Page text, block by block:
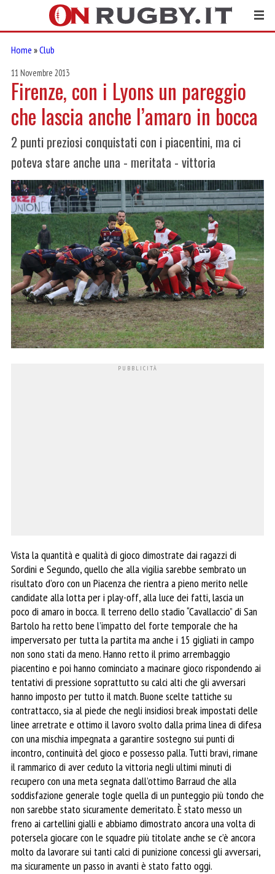
Home »Club
11 Novembre 2013
Firenze, con i Lyons un pareggio
che lascia anche l’amaro in bocca
2 punti preziosi conquistati con i piacentini, ma ci
poteva stare anche una - meritata - vittoria
Vista la quantità e qualità di gioco dimostrate dai ragazzi di
Sordini e Segundo, quello che alla vigilia sarebbe sembrato un
risultato d’oro con un Piacenza che rientra a pieno merito nelle
candidate alla lotta per i play-off, alla luce dei fatti, lascia un
poco di amaro in bocca. Il terreno dello stadio “Cavallaccio” di San
Bartolo ha retto bene l’impatto del forte temporale che ha
imperversato per tutta la partita ma anche i 15 gigliati in campo
non sono stati da meno. Hanno retto il primo arrembaggio
piacentino e poi hanno cominciato a macinare gioco rispondendo ai
tentativi di pressione soprattutto su calci alti che gli avversari
hanno imposto per tutto il match. Buone scelte tattiche su
contrattacco, sia al piede che negli insidiosi break impostati delle
linee arretrate e ottimo il lavoro svolto dalla prima linea di difesa
con una mischia impegnata a garantire sostegno sui punti di
incontro, continuità del gioco e possesso palla. Tutti bravi, rimane
il rammarico di aver ceduto la vittoria negli ultimi minuti di
recupero con una meta segnata dall’ottimo Barraud che alla
soddisfazione generale togle quella di un punteggio più tondo che
non sarebbe stato sicuramente demeritato. È stato messo un
freno ai cartellini gialli e abbiamo dimostrato ancora una volta di
potersela giocare con le squadre più titolate anche se c’è ancora
molto da lavorare sui tanti calci di punizione concessi gli avversari,
ma sicuramente un passo in avanti è stato fatto oggi.